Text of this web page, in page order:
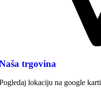
trgovina
lokaciju na google karti